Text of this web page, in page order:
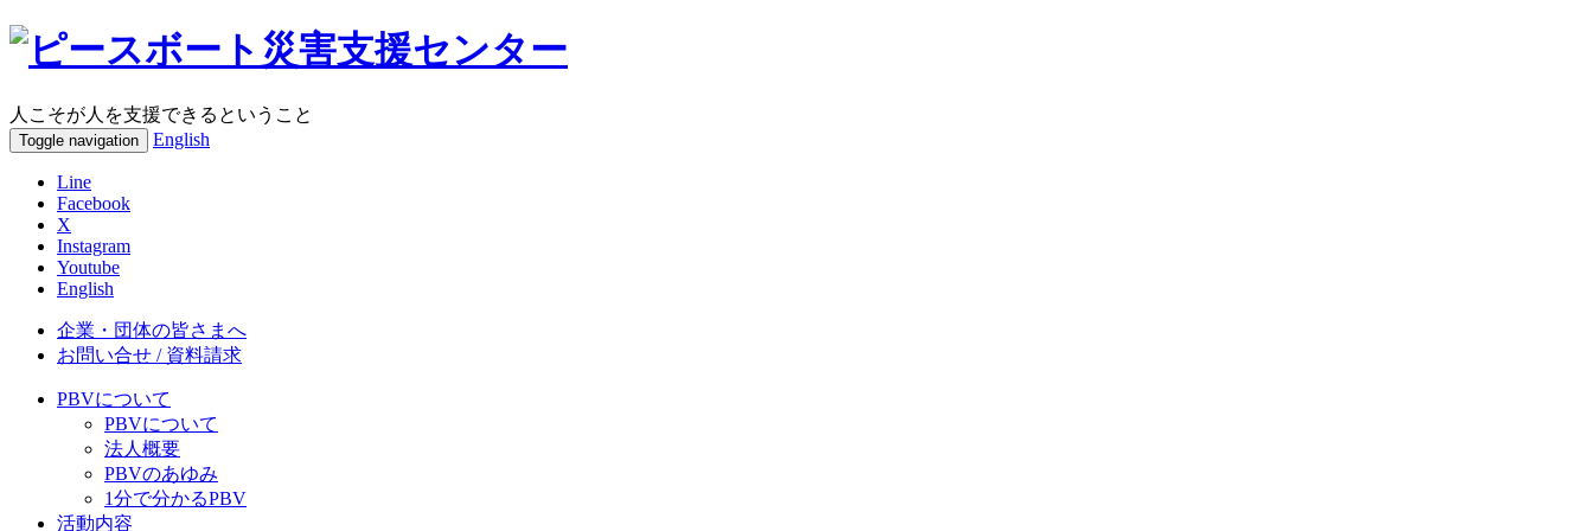
人こそが人を支援できるということ
Toggle navigation English
Line
Facebook
X
Instagram
Youtube
English
企業・団体の皆さまへ
お問い合せ / 資料請求
PBVについて
PBVについて
法人概要
PBVのあゆみ
1分で分かるPBV
活動内容